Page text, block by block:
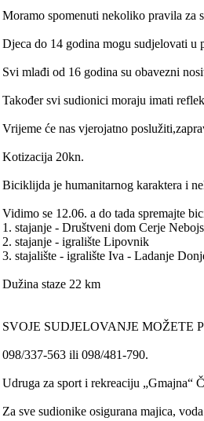
Moramo spomenuti nekoliko pravila za
Djeca do 14 godina mogu sudjelovati u
Svi mlađi od 16 godina su obavezni
Također svi sudionici moraju imati
Vrijeme će nas vjerojatno
Kotizacija 20kn.
Biciklijda je humanitarnog karaktera i
Vidimo se 12.06. a do tada spremajte
1. stajanje - Društveni dom Cerje
2. stajanje - igralište Lipovnik
3. stajalište - igralište Iva - Ladanje
Dužina staze 22 km
SVOJE SUDJELOVANJE MOŽETE
098/337-563 ili 098/481-790.
Udruga za sport i rekreaciju „Gmajna“
Za sve sudionike osigurana majica,